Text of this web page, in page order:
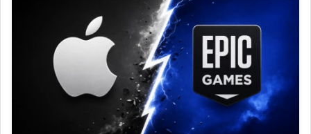
Vụ kiện có thể làm thay đổi cách các